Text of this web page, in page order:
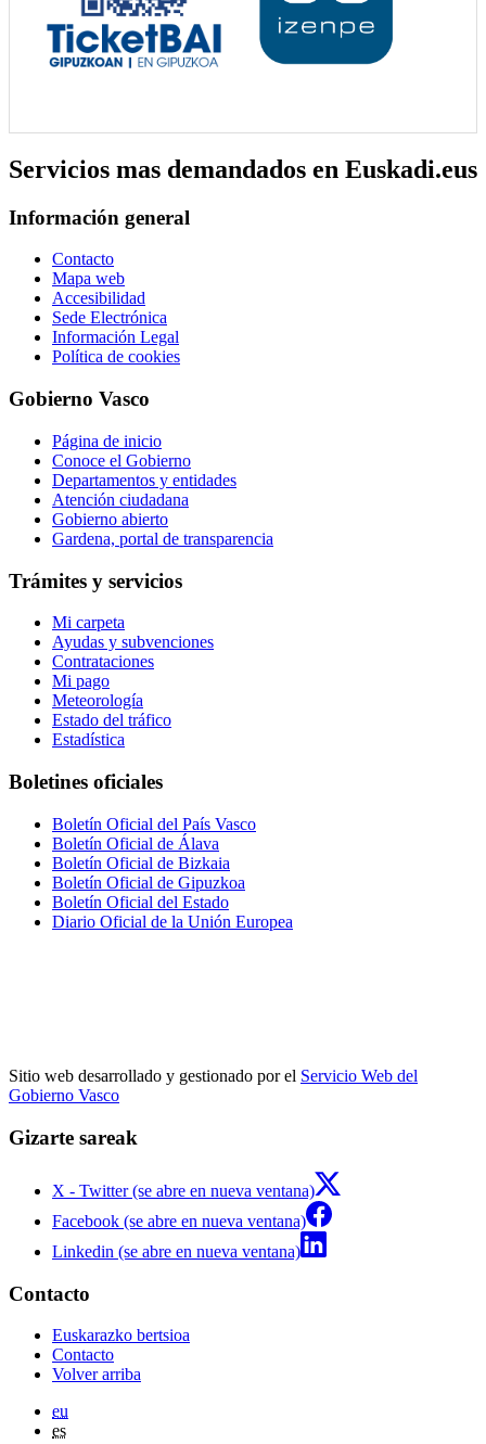
Servicios mas demandados en Euskadi.eus
Información general
Contacto
Mapa web
Accesibilidad
Sede Electrónica
Información Legal
Política de cookies
Gobierno Vasco
Página de inicio
Conoce el Gobierno
Departamentos y entidades
Atención ciudadana
Gobierno abierto
Gardena, portal de transparencia
Trámites y servicios
Mi carpeta
Ayudas y subvenciones
Contrataciones
Mi pago
Meteorología
Estado del tráfico
Estadística
Boletines oficiales
Boletín Oficial del País Vasco
Boletín Oficial de Álava
Boletín Oficial de Bizkaia
Boletín Oficial de Gipuzkoa
Boletín Oficial del Estado
Diario Oficial de la Unión Europea
Sitio web desarrollado y gestionado por el Servicio Web del
Gobierno Vasco
Gizarte sareak
X - Twitter (se abre en nueva ventana)
Facebook (se abre en nueva ventana)
Linkedin (se abre en nueva ventana)
Contacto
Euskarazko bertsioa
Contacto
Volver arriba
eu
es